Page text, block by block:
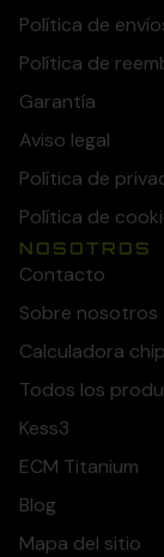
Política de
Política de
Garantía
Aviso legal
Política de
Política de
NOSOTROS
Contacto
Sobre nosotros
Calculadora
Todos los
Kess3
ECM Titanium
Blog
Mapa del sitio